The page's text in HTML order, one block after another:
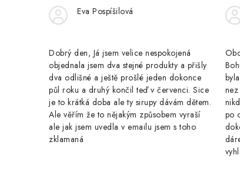
r
v
k
y
v
ý
p
i
Eva Pospíšilová
Dobrý den, Já jsem velice nespokojená
objednala jsem dva stejné produkty a přišly
dva odlišné a ještě prošlé jeden dokonce
půl roku a druhý končil teď v červenci. Sice
je to krátká doba ale ty sirupy dávám dětem.
Ale věřím že to nějakým způsobem vyraší
ale jak jsem uvedla v emailu jsem s toho
zklamaná
po